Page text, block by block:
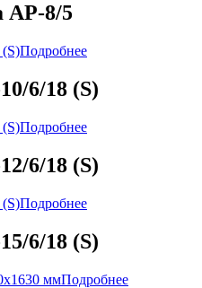
AP-8/5
Подробнее
6/18 (S)
Подробнее
6/18 (S)
Подробнее
6/18 (S)
Подробнее